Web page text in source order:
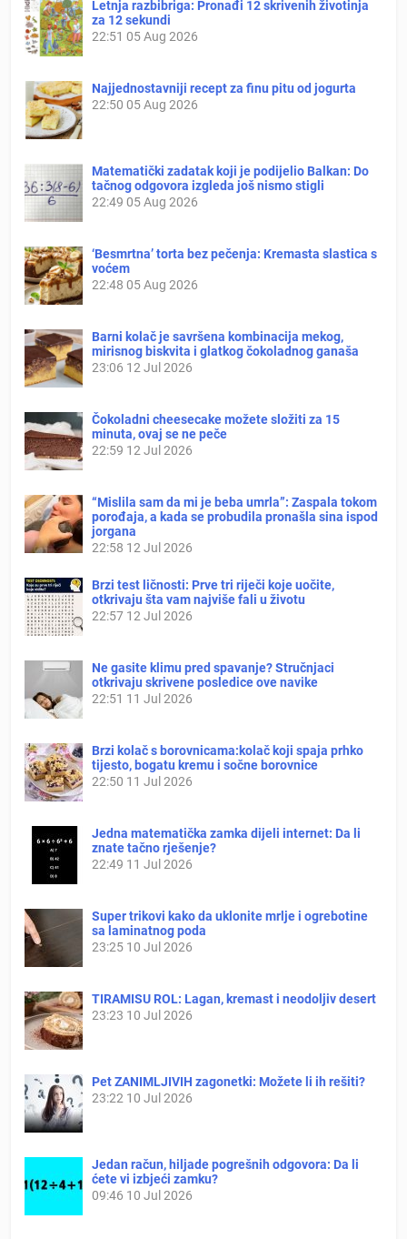
Letnja razbibriga: Pronađi 12 skrivenih životinja
za 12 sekundi
22:51 05 Aug 2026
Najjednostavniji recept za finu pitu od jogurta
22:50 05 Aug 2026
Matematički zadatak koji je podijelio Balkan: Do
tačnog odgovora izgleda još nismo stigli
22:49 05 Aug 2026
‘Besmrtna’ torta bez pečenja: Kremasta slastica s
voćem
22:48 05 Aug 2026
Barni kolač je savršena kombinacija mekog,
mirisnog biskvita i glatkog čokoladnog ganaša
23:06 12 Jul 2026
Čokoladni cheesecake možete složiti za 15
minuta, ovaj se ne peče
22:59 12 Jul 2026
“Mislila sam da mi je beba umrla”: Zaspala tokom
porođaja, a kada se probudila pronašla sina ispod
jorgana
22:58 12 Jul 2026
Brzi test ličnosti: Prve tri riječi koje uočite,
otkrivaju šta vam najviše fali u životu
22:57 12 Jul 2026
Ne gasite klimu pred spavanje? Stručnjaci
otkrivaju skrivene posledice ove navike
22:51 11 Jul 2026
Brzi kolač s borovnicama:kolač koji spaja prhko
tijesto, bogatu kremu i sočne borovnice
22:50 11 Jul 2026
Jedna matematička zamka dijeli internet: Da li
znate tačno rješenje?
22:49 11 Jul 2026
Super trikovi kako da uklonite mrlje i ogrebotine
sa laminatnog poda
23:25 10 Jul 2026
TIRAMISU ROL: Lagan, kremast i neodoljiv desert
23:23 10 Jul 2026
Pet ZANIMLJIVIH zagonetki: Možete li ih rešiti?
23:22 10 Jul 2026
Jedan račun, hiljade pogrešnih odgovora: Da li
ćete vi izbjeći zamku?
09:46 10 Jul 2026